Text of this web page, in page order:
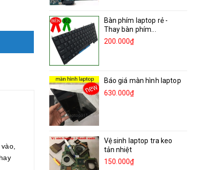
Bàn phím laptop rẻ -
Thay bàn phím...
200.000₫
Báo giá màn hình laptop
630.000₫
Vệ sinh laptop tra keo
tản nhiệt
150.000₫